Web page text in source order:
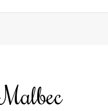
Malbec